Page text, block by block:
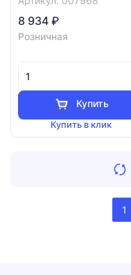
8 934 ₽
Розничная
Купить
Купить в клик
1